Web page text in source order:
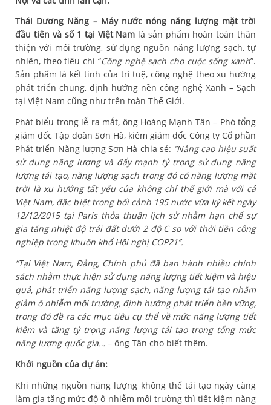
Thái Dương Năng – Máy nước nóng năng lượng mặt trời
đầu tiên và số 1 tại Việt Nam là sản phẩm hoàn toàn thân
thiện với môi trường, sử dụng nguồn năng lượng sạch, tự
nhiên, theo tiêu chí “Công nghệ sạch cho cuộc sống xanh”.
Sản phẩm là kết tinh của trí tuệ, công nghệ theo xu hướng
phát triển chung, định hướng nền công nghệ Xanh – Sạch
tại Việt Nam cũng như trên toàn Thế Giới.
Phát biểu trong lễ ra mắt, ông Hoàng Mạnh Tân – Phó tổng
giám đốc Tập đoàn Sơn Hà, kiêm giám đốc Công ty Cổ phần
Phát triển Năng lượng Sơn Hà chia sẻ: “Nâng cao hiệu suất
sử dụng năng lượng và đẩy mạnh tỷ trọng sử dụng năng
lượng tái tạo, năng lượng sạch trong đó có năng lượng mặt
trời là xu hướng tất yếu của không chỉ thế giới mà với cả
Việt Nam, đặc biệt trong bối cảnh 195 nước vừa ký kết ngày
12/12/2015 tại Paris thỏa thuận lịch sử nhằm hạn chế sự
gia tăng nhiệt độ trái đất dưới 2 độ C so với thời tiền công
nghiệp trong khuôn khổ Hội nghị COP21”.
“Tại Việt Nam, Đảng, Chính phủ đã ban hành nhiều chính
sách nhằm thực hiện sử dụng năng lượng tiết kiệm và hiệu
quả, phát triển năng lượng sạch, năng lượng tái tạo nhằm
giảm ô nhiễm môi trường, định hướng phát triển bền vững,
trong đó đề ra các mục tiêu cụ thể về mức năng lượng tiết
kiệm và tăng tỷ trọng năng lượng tái tạo trong tổng mức
năng lượng quốc gia… – ông Tân cho biết thêm.
Khởi nguồn của dự án:
Khi những nguồn năng lượng không thể tái tạo ngày càng
làm gia tăng mức độ ô nhiễm môi trường thì tiết kiệm năng